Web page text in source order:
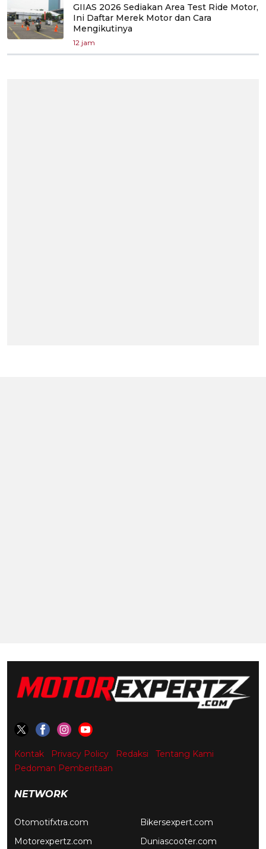
GIIAS 2026 Sediakan Area Test Ride Motor,
Ini Daftar Merek Motor dan Cara
Mengikutinya
12 jam
Kontak Privacy Policy Redaksi
Tentang Kami
Pedoman Pemberitaan
NETWORK
Otomotifxtra.com
Motorexpertz.com
Bikersexpert.com
Duniascooter.com